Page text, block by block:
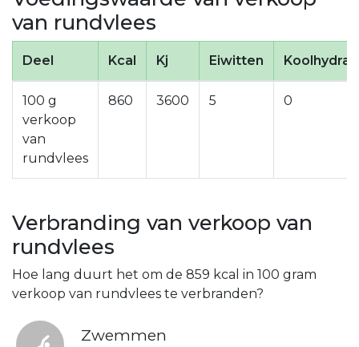
van rundvlees
Deel Kcal Kj Eiwitten
100 g
verkoop
van
rundvlees
860 3600 5 0
Verbranding van verkoop van
rundvlees
Hoe lang duurt het om de 859 kcal in 100 gram
verkoop van rundvlees te verbranden?
Zwemmen